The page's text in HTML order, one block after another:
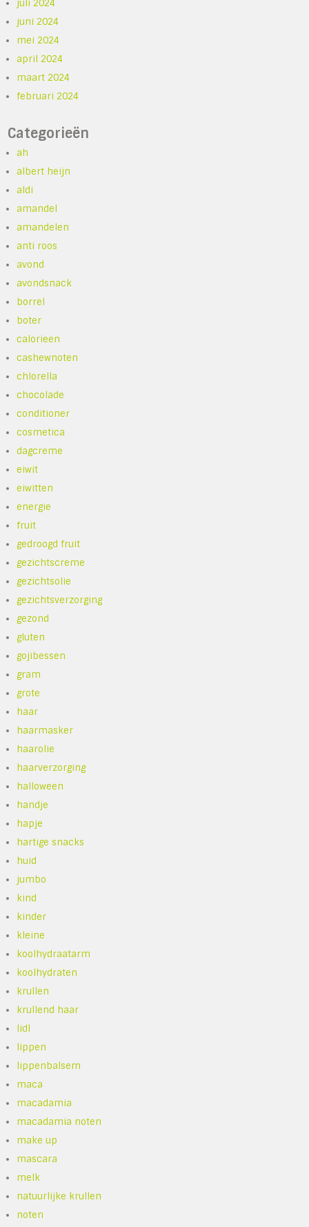
juli 2024
juni 2024
mei 2024
april 2024
maart 2024
februari 2024
Categorieën
ah
albert heijn
aldi
amandel
amandelen
anti roos
avond
avondsnack
borrel
boter
calorieen
cashewnoten
chlorella
chocolade
conditioner
cosmetica
dagcreme
eiwit
eiwitten
energie
fruit
gedroogd fruit
gezichtscreme
gezichtsolie
gezichtsverzorging
gezond
gluten
gojibessen
gram
grote
haar
haarmasker
haarolie
haarverzorging
halloween
handje
hapje
hartige snacks
huid
jumbo
kind
kinder
kleine
koolhydraatarm
koolhydraten
krullen
krullend haar
lidl
lippen
lippenbalsem
maca
macadamia
macadamia noten
make up
mascara
melk
natuurlijke krullen
noten